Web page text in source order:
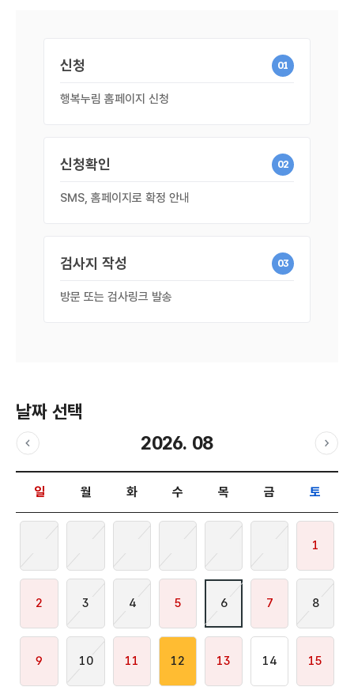
01
신청
행복누림 홈페이지 신청
02
신청확인
SMS, 홈페이지로 확정 안내
03
검사지 작성
방문 또는 검사링크 발송
날짜 선택
이전달 2026. 08
다음
날짜 선택 달력입니다.
일
월 화 수 목 금 토
1
2 3 4 5 6 7 8
9 10 11 12 13 14 15